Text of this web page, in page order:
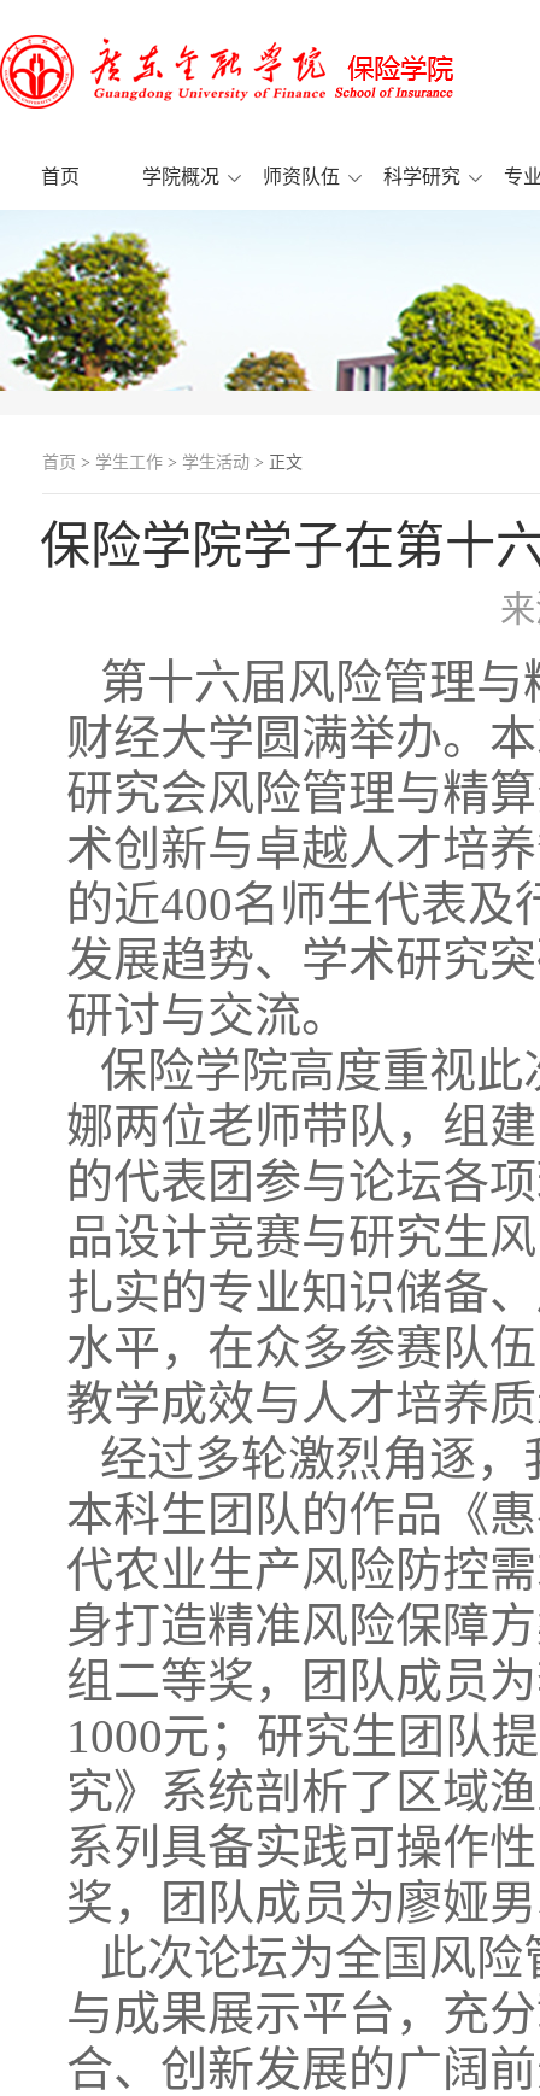
首页 学院概况 师资队伍 科学研究 专
首页 > 学生工作 > 学生活动 > 正文
保险学院学子在第十
第十六届风险管理与
财经大学圆满举办。
研究会风险管理与精
术创新与卓越人才培
的近400名师生代表
发展趋势、学术研究
研讨与交流。
保险学院高度重视
娜两位老师带队，组
的代表团参与论坛各
品设计竞赛与研究生
扎实的专业知识储备
水平，在众多参赛队
教学成效与人才培养
经过多轮激烈角逐
本科生团队的作品《
代农业生产风险防控
身打造精准风险保障
组二等奖，团队成员
1000元；研究生团队
究》系统剖析了区域
系列具备实践可操作
奖，团队成员为廖娅
此次论坛为全国风
与成果展示平台，充
合、创新发展的广阔